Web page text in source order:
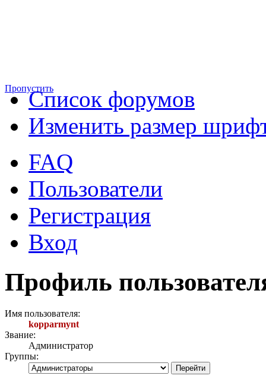
ПропуститьСписок форумов
Изменить размер
FAQ
Пользователи
Регистрация
Вход
Профиль
Имя пользователя:
kopparmynt
Звание:
Администратор
Группы: